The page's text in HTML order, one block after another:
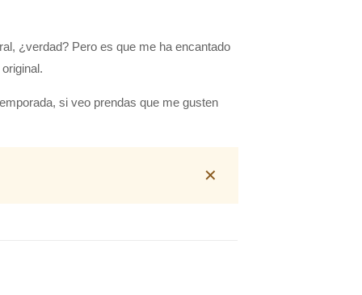
¿verdad? Pero es que me ha encantado
si veo prendas que me gusten
✕